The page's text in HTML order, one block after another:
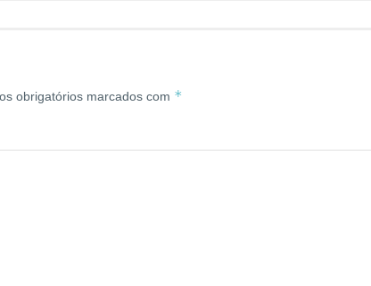
obrigatórios marcados com *